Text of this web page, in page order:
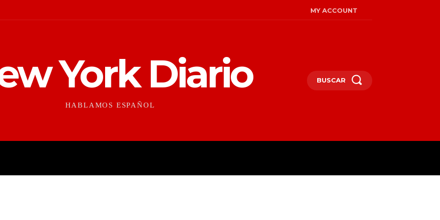
MY ACCOUNT
York Diario
HABLAMOS ESPAÑOL
BUSCAR